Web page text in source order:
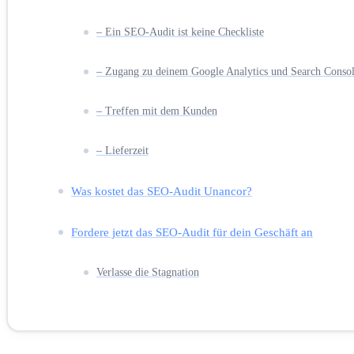
– Ein SEO-Audit ist keine Checkliste
– Zugang zu deinem Google Analytics und Search
– Treffen mit dem Kunden
– Lieferzeit
Was kostet das SEO-Audit Unancor?
Fordere jetzt das SEO-Audit für dein Geschäft an
Verlasse die Stagnation